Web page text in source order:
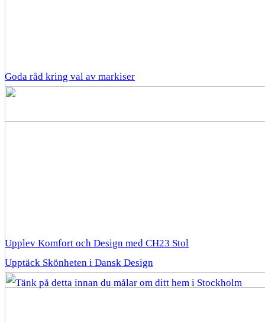
Goda råd kring val av markiser
Upplev Komfort och Design med CH23 Stol
Upptäck Skönheten i Dansk Design